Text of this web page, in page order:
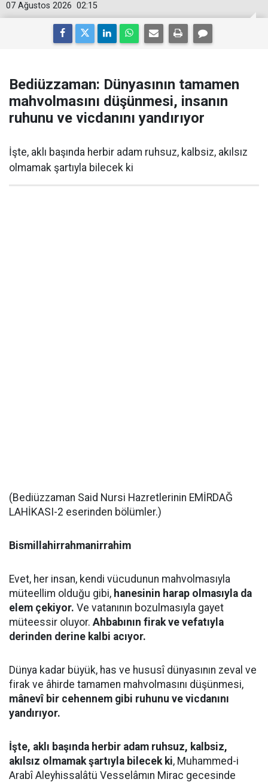
02:15
07 Ağustos 2026
Bediüzzaman: Dünyasının tamamen
mahvolmasını düşünmesi, insanın
ruhunu ve vicdanını yandırıyor
İşte, aklı başında herbir adam ruhsuz, kalbsiz, akılsız
olmamak şartıyla bilecek ki
(Bediüzzaman Said Nursi Hazretlerinin EMİRDAĞ
LAHİKASI-2 eserinden bölümler.)
Bismillahirrahmanirrahim
Evet, her insan, kendi vücudunun mahvolmasıyla
müteellim olduğu gibi, hanesinin harap olmasıyla da
elem çekiyor. Ve vatanının bozulmasıyla gayet
müteessir oluyor. Ahbabının firak ve vefatıyla
derinden derine kalbi acıyor.
Dünya kadar büyük, has ve hususî dünyasının zeval ve
firak ve âhirde tamamen mahvolmasını düşünmesi,
mânevî bir cehennem gibi ruhunu ve vicdanını
yandırıyor.
İşte, aklı başında herbir adam ruhsuz, kalbsiz,
akılsız olmamak şartıyla bilecek ki, Muhammed-i
Arabî Aleyhissalâtü Vesselâmın Mirac gecesinde